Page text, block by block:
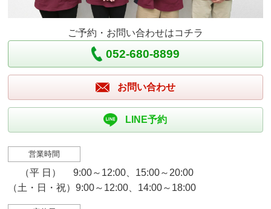
ご予約・お問い合わせはコチラ
052-680-8899
お問い合わせ
LINE予約
営業時間
（平 日） 9:00～12:00、15:00～20:00
（土・日・祝）9:00～12:00、14:00～18:00